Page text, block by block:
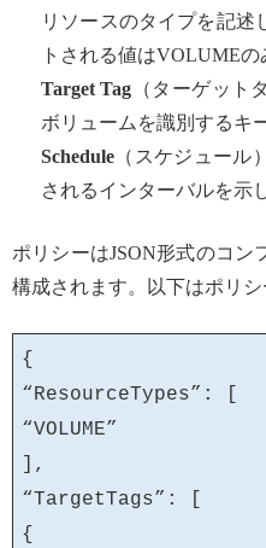
リソースのタイプを記述
トされる値はVOLUMEの
Target Tag （ターゲット
ボリュームを識別するキ
Schedule （スケジュール
されるインターバルを示
ポリシーはJSON形式のコ
構成されます。以下はポリシ
{
“ResourceTypes”: [
“VOLUME”
],
“TargetTags”: [
{